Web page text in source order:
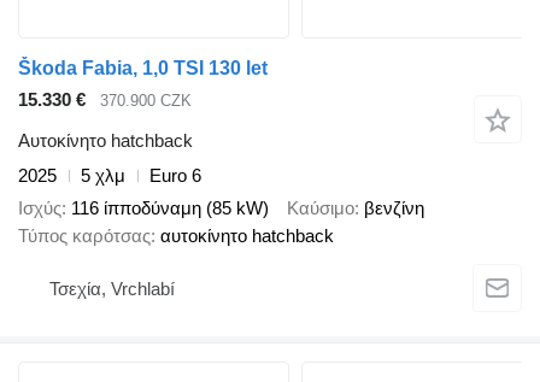
Škoda Fabia, 1,0 TSI 130 let
15.330 €
370.900 CZK
Αυτοκίνητο hatchback
2025
5 χλμ
Euro 6
Ισχύς 116 ίπποδύναμη (85 kW) Καύσιμο βενζίνη
Τύπος καρότσας αυτοκίνητο hatchback
Τσεχία, Vrchlabí